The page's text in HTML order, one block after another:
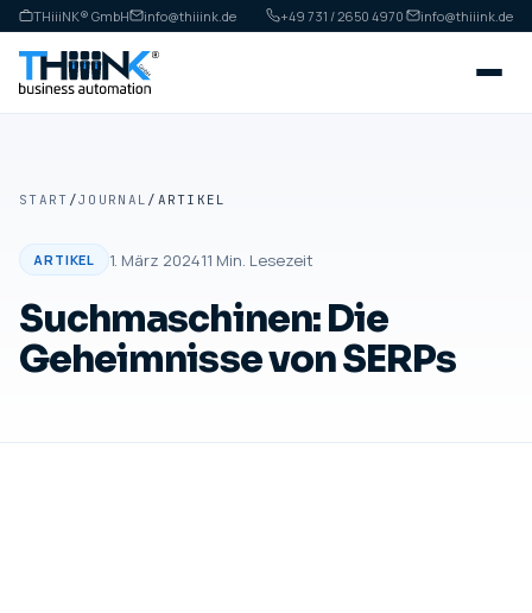
THiiiNK® GmbH info@thiiink.de +49 731 / 2650 4970· info@thiiink.de
START /JOURNAL / ARTIKEL
ARTIKEL 1. März 202411 Min. Lesezeit
Suchmaschinen: Die
Geheimnisse von SERPs